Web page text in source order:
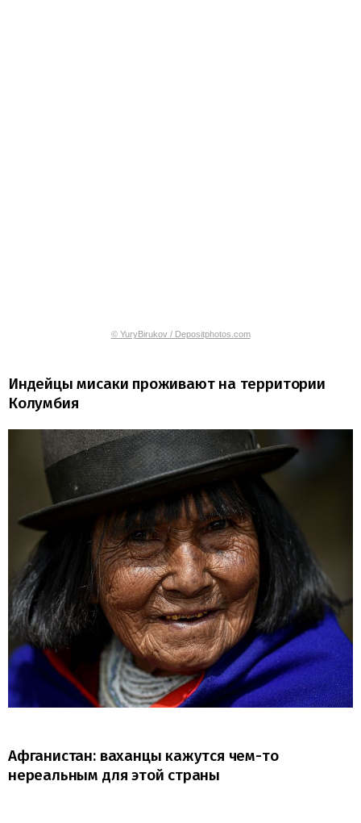
© YuryBirukov / Depositphotos.com
Индейцы мисаки проживают на территории
Колумбия
Афганистан: ваханцы кажутся чем-то
нереальным для этой страны